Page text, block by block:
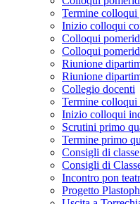
Termine colloqui
Inizio colloqui
Colloqui
Colloqui
Riunione
Riunione
Collegio docenti
Termine colloqui
Inizio colloqui
Scrutini primo
Termine primo
Consigli di
Consigli di
Incontro pon
Progetto